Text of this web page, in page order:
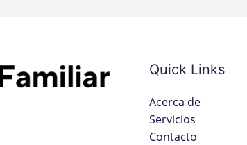
Quick Links
Acerca de
Servicios
Contacto